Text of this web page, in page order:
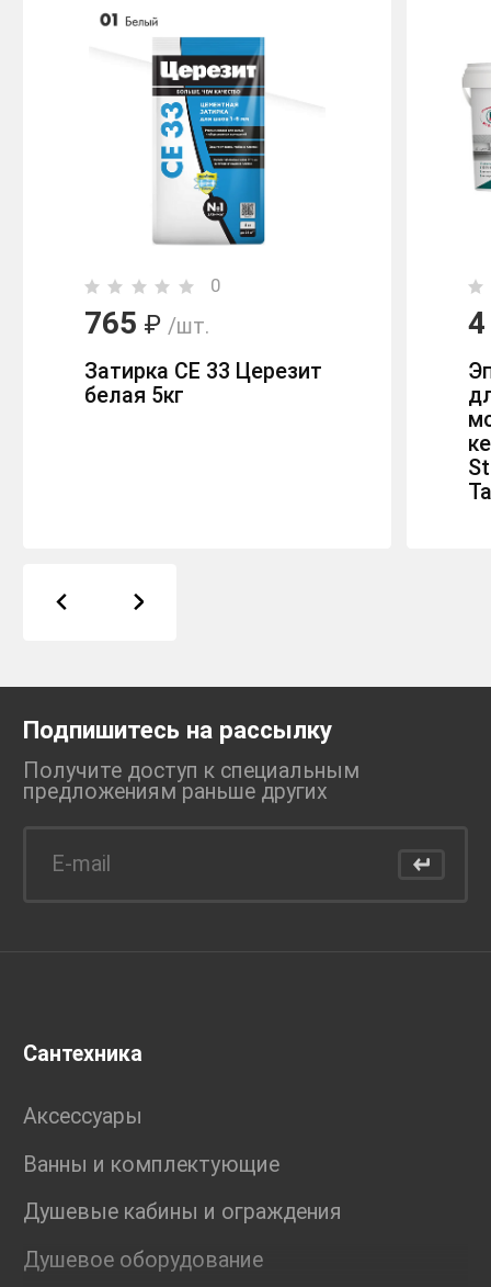
0
765 ₽ /шт.
Затирка CE 33 Церезит
белая 5кг
Подпишитесь на рассылку
Получите доступ к специальным
предложениям раньше других
Сантехника
Аксессуары
Ванны и комплектующие
Душевые кабины и ограждения
Душевое оборудование